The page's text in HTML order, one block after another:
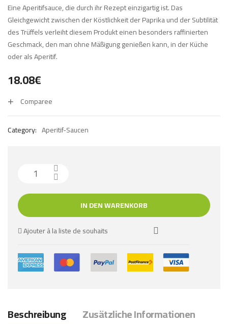
Eine Aperitifsauce, die durch ihr Rezept einzigartig ist. Das
Gleichgewicht zwischen der Köstlichkeit der Paprika und der Subtilität
des Trüffels verleiht diesem Produkt einen besonders raffinierten
Geschmack, den man ohne Mäßigung genießen kann, in der Küche
oder als Aperitif.
18.08€
Comparee
Category: Aperitif-Saucen
IN DEN WARENKORB
Ajouter à la liste de souhaits
Beschreibung Zusätzliche Informationen